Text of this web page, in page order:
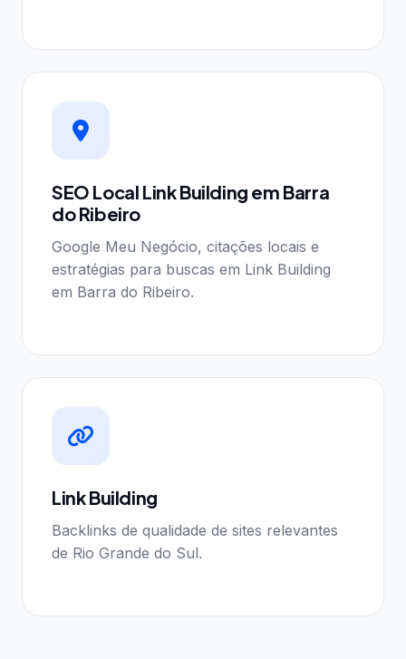
SEO Local Link Building em Barra
do Ribeiro
Google Meu Negócio, citações locais e
estratégias para buscas em Link Building
em Barra do Ribeiro.
Link Building
Backlinks de qualidade de sites relevantes
de Rio Grande do Sul.